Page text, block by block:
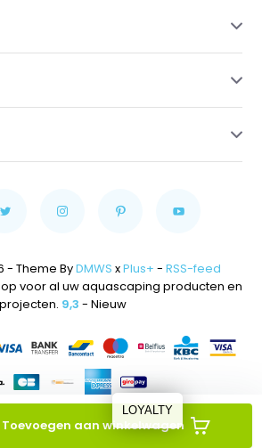
Toevoegen aan winkelwagen
- Theme ByDMWS xPlus+ - RSS-feed
voor al uw aquascaping producten en
projecten. 9,3 - Nieuw
LOYALTY